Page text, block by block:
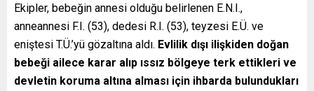
Ekipler, bebeğin annesi olduğu belirlenen E.N.I.,
anneannesi F.I. (53), dedesi R.I. (53), teyzesi E.Ü. ve
eniştesi T.Ü.’yü gözaltına aldı. Evlilik dışı ilişkiden doğan
bebeği ailece karar alıp ıssız bölgeye terk ettikleri ve
devletin koruma altına alması için ihbarda bulundukları